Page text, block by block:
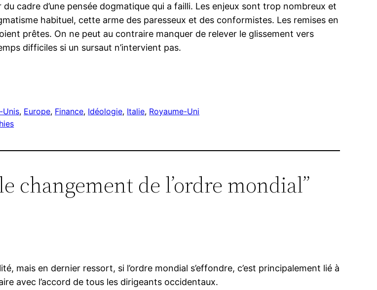
cadre d’une pensée dogmatique qui a failli. Les enjeux sont trop nombreux et
habituel, cette arme des paresseux et des conformistes. Les remises en
prêtes. On ne peut au contraire manquer de relever le glissement vers
difficiles si un sursaut n’intervient pas.
Unis, Europe, Finance, Idéologie, Italie, Royaume-Uni
changement de l’ordre mondial”
mais en dernier ressort, si l’ordre mondial s’effondre, c’est principalement lié à
avec l’accord de tous les dirigeants occidentaux.